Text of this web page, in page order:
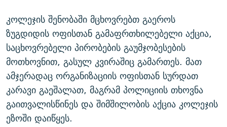
კოლეჯის შენობაში მცხოვრებთ გაეროს
ზუგდიდის ოფისთან გამაფრთხილებელი აქცია,
საცხოვრებელი პირობების გაუმჯობესების
მოთხოვნით, გასულ კვირაშიც გამართეს. მათ
ამჯერადაც ორგანიზაციის ოფისთან სურდათ
კარავი გაეშალათ, მაგრამ პოლიციის თხოვნა
გაითვალისწინეს და შიმშილობის აქცია კოლეჯის
ეზოში დაიწყეს.